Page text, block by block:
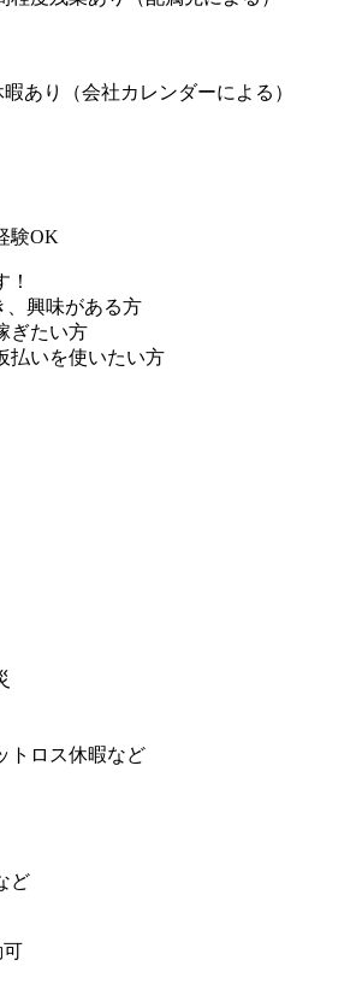
あり（会社カレンダーによる）
験OK
、興味がある方
ぎたい方
払いを使いたい方
トロス休暇など
ど